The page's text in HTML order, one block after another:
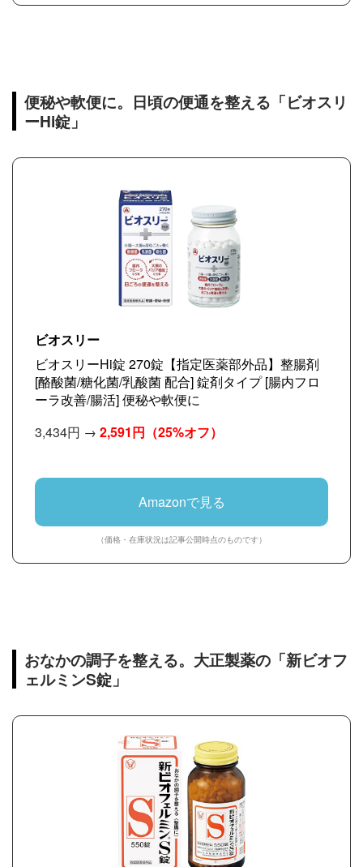
便秘や軟便に。日頃の便通を整える「ビオスリ
ーHi錠」
ビオスリー
ビオスリーHi錠 270錠【指定医薬部外品】整腸剤
[酪酸菌/糖化菌/乳酸菌 配合] 錠剤タイプ [腸内フロ
ーラ改善/腸活] 便秘や軟便に
3,434円 → 2,591円 （25%オフ）
Amazonで見る
（価格・在庫状況は記事公開時点のものです）
おなかの調子を整える。大正製薬の「新ビオフ
ェルミンS錠」